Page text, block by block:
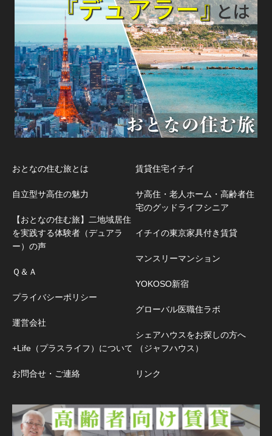
おとなの住む旅とは
自立型サ高住の魅力
【おとなの住む旅】二地域居住
を実践する体験者（デュアラ
ー）の声
Ｑ＆Ａ
プライバシーポリシー
運営会社
+Life（プラスライフ）について
お問合せ・ご連絡
賃貸住宅イチイ
サ高住・老人ホーム・高齢者住
宅のグッドライフシニア
イチイの東京家具付き賃貸
マンスリーマンション
YOKOSO新宿
グローバル医職住ラボ
シェアハウスをお探しの方へ
（ジャフハウス）
リンク